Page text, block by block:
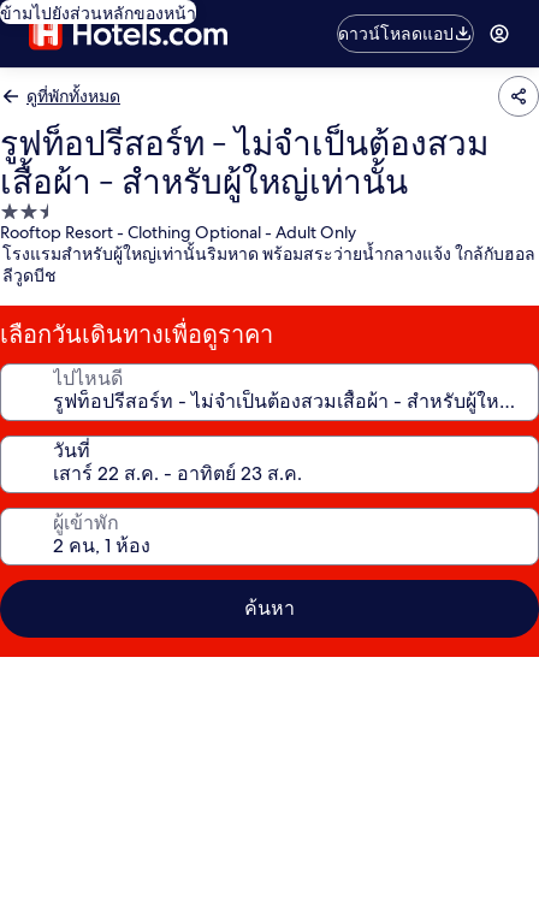
ข้ามไปยังส่วนหลักของหน้า
ดาวน์โหลดแอป
ดูที่พักทั้งหมด
รูฟท็อปรีสอร์ท - ไม่จำเป็นต้องสวม
เสื้อผ้า - สำหรับผู้ใหญ่เท่านั้น
ที่พัก
2.5
ดาว
Rooftop Resort - Clothing Optional - Adult Only
โรงแรมสำหรับผู้ใหญ่เท่านั้นริมหาด พร้อมสระว่ายน้ำกลางแจ้ง ใกล้กับฮอล
ลีวูดบีช
เลือกวันเดินทางเพื่อดูราคา
ไปไหนดี
วันที่
ผู้เข้าพัก
ค้นหา